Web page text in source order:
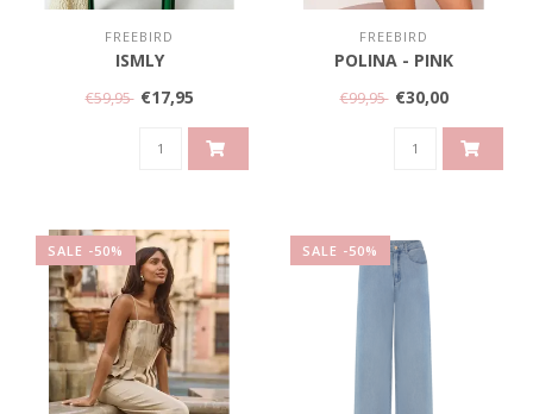
FREEBIRD
ISMLY
€59,95 €17,95
FREEBIRD
POLINA - PINK
€99,95 €30,00
SALE -50% SALE -50%